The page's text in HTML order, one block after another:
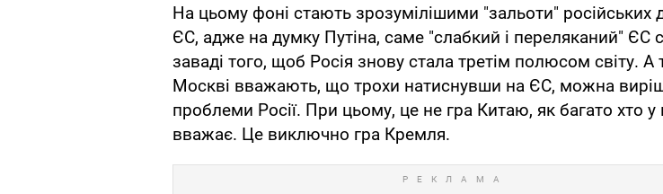
На цьому фоні стають зрозумілішими "зальоти" російських
ЄС, адже на думку Путіна, саме "слабкий і переляканий" ЄС
заваді того, щоб Росія знову стала третім полюсом світу. А
Москві вважають, що трохи натиснувши на ЄС, можна
проблеми Росії. При цьому, це не гра Китаю, як багато хто у
вважає. Це виключно гра Кремля.